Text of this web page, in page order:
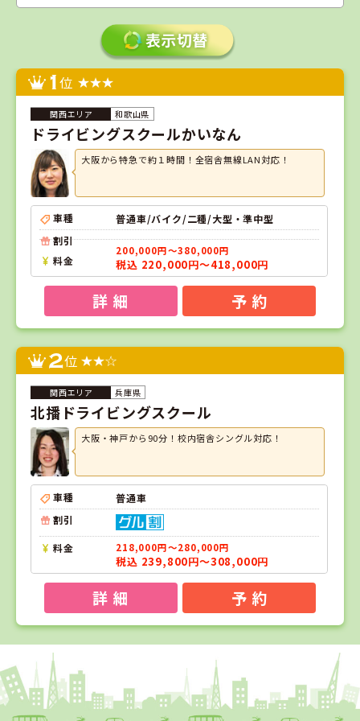
1位
和歌山県
ドライビングスクールかいなん
大阪から特急で約１時間！全宿舎無線LAN対応！
車種
普通車/バイク/二種/大型・準中型
割引
料金
200,000円～380,000円
税込 220,000円～418,000円
詳 細 予 約
2位
兵庫県
北播ドライビングスクール
大阪・神戸から90分！校内宿舎シングル対応！
車種
普通車
割引
料金 218,000円～280,000円
税込 239,800円～308,000円
詳 細 予 約
1
和歌山県
ドライビングスクールかいなん